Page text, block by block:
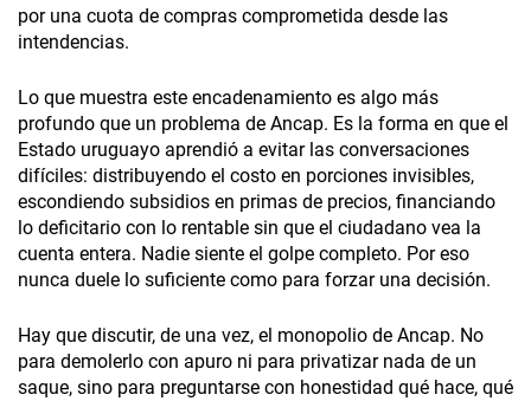
por una cuota de compras comprometida desde las
intendencias.
Lo que muestra este encadenamiento es algo más
profundo que un problema de Ancap. Es la forma en que el
Estado uruguayo aprendió a evitar las conversaciones
difíciles: distribuyendo el costo en porciones invisibles,
escondiendo subsidios en primas de precios, financiando
lo deficitario con lo rentable sin que el ciudadano vea la
cuenta entera. Nadie siente el golpe completo. Por eso
nunca duele lo suficiente como para forzar una decisión.
Hay que discutir, de una vez, el monopolio de Ancap. No
para demolerlo con apuro ni para privatizar nada de un
saque, sino para preguntarse con honestidad qué hace, qué